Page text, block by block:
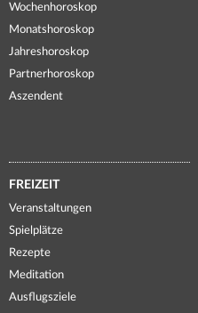
Wochenhoroskop
Monatshoroskop
Jahreshoroskop
Partnerhoroskop
Aszendent
FREIZEIT
Veranstaltungen
Spielplätze
Rezepte
Meditation
Ausflugsziele